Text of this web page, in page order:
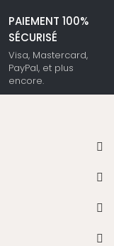
PAIEMENT 100%
SÉCURISÉ
Visa, Mastercard,
PayPal, et plus
encore.